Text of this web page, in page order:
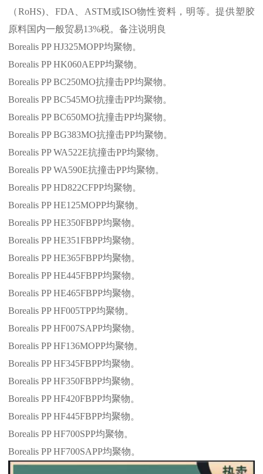
（RoHS)、 FDA、ASTM或ISO物性资料，明等。提供塑胶
原料国内一般贸易13%税。备注说明良
Borealis PP HJ325MOPP均聚物。
Borealis PP HK060AEPP均聚物。
Borealis PP BC250MO抗撞击PP均聚物。
Borealis PP BC545MO抗撞击PP均聚物。
Borealis PP BC650MO抗撞击PP均聚物。
Borealis PP BG383MO抗撞击PP均聚物。
Borealis PP WA522E抗撞击PP均聚物。
Borealis PP WA590E抗撞击PP均聚物。
Borealis PP HD822CFPP均聚物。
Borealis PP HE125MOPP均聚物。
Borealis PP HE350FBPP均聚物。
Borealis PP HE351FBPP均聚物。
Borealis PP HE365FBPP均聚物。
Borealis PP HE445FBPP均聚物。
Borealis PP HE465FBPP均聚物。
Borealis PP HF005TPP均聚物。
Borealis PP HF007SAPP均聚物。
Borealis PP HF136MOPP均聚物。
Borealis PP HF345FBPP均聚物。
Borealis PP HF350FBPP均聚物。
Borealis PP HF420FBPP均聚物。
Borealis PP HF445FBPP均聚物。
Borealis PP HF700SPP均聚物。
Borealis PP HF700SAPP均聚物。